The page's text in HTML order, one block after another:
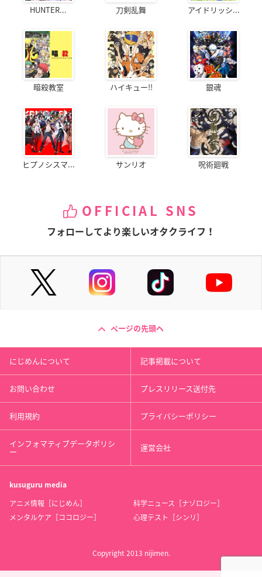
HUNTER... 刀剣乱舞 アイドリッシ...
暗殺教室 ハイキュー!! 銀魂
ヒプノシスマ... サンリオ 呪術廻戦
OFFICIAL SNS
フォローしてより楽しいオタクライフ！
ページの先頭へ
にじめんについて 記事掲載について
お問い合わせ プレスリリース送付先
利用規約 プライバシーポリシー
インフォマティブデータポリシ
ー 運営会社
kusuguru media
アニメ情報［にじめん］
科学ニュース［ナゾロジー］
メンタルケア［ココロジー］
心理テスト［シンリ］
Copyright 2013 nijimen.